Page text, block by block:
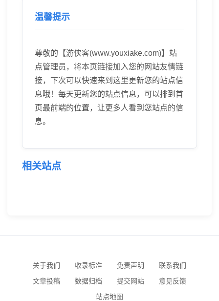
温馨提示
尊敬的【游侠客(www.youxiake.com)】站
点管理员，将本页链接加入您的网站友情链
接，下次可以快速来到这里更新您的站点信
息哦！每天更新您的站点信息，可以排到首
页最前端的位置，让更多人看到您站点的信
息。
相关站点
关于我们 收录标准 免责声明
联系我们
文章投稿
数据归档 提交网站
意见反馈
站点地图